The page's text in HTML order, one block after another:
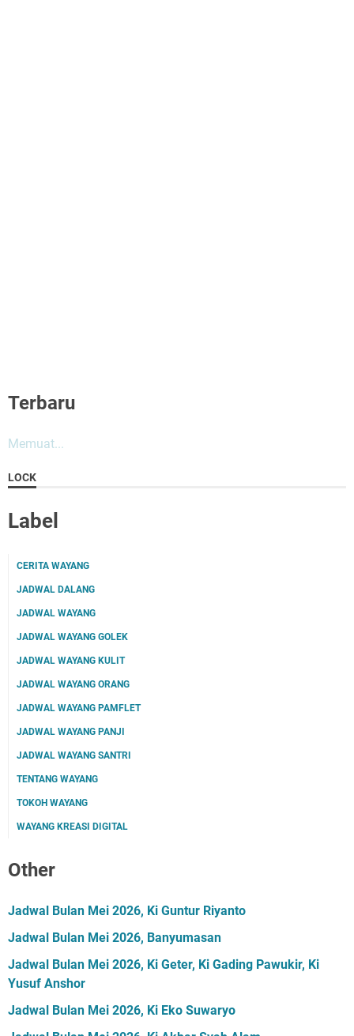
Terbaru
Memuat...
LOCK
Label
CERITA WAYANG
JADWAL DALANG
JADWAL WAYANG
JADWAL WAYANG GOLEK
JADWAL WAYANG KULIT
JADWAL WAYANG ORANG
JADWAL WAYANG PAMFLET
JADWAL WAYANG PANJI
JADWAL WAYANG SANTRI
TENTANG WAYANG
TOKOH WAYANG
WAYANG KREASI DIGITAL
Other
Jadwal Bulan Mei 2026, Ki Guntur Riyanto
Jadwal Bulan Mei 2026, Banyumasan
Jadwal Bulan Mei 2026, Ki Geter, Ki Gading Pawukir, Ki
Yusuf Anshor
Jadwal Bulan Mei 2026, Ki Eko Suwaryo